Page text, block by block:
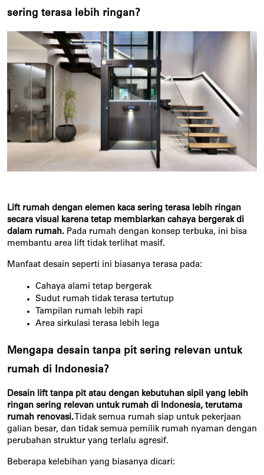
sering terasa lebih ringan?
Lift rumah dengan elemen kaca sering terasa lebih ringan
secara visual karena tetap membiarkan cahaya bergerak di
dalam rumah. Pada rumah dengan konsep terbuka, ini bisa
membantu area lift tidak terlihat masif.
Manfaat desain seperti ini biasanya terasa pada:
Cahaya alami tetap bergerak
Sudut rumah tidak terasa tertutup
Tampilan rumah lebih rapi
Area sirkulasi terasa lebih lega
Mengapa desain tanpa pit sering relevan untuk
rumah di Indonesia?
Desain lift tanpa pit atau dengan kebutuhan sipil yang lebih
ringan sering relevan untuk rumah di Indonesia, terutama
rumah renovasi. Tidak semua rumah siap untuk pekerjaan
galian besar, dan tidak semua pemilik rumah nyaman dengan
perubahan struktur yang terlalu agresif.
Beberapa kelebihan yang biasanya dicari: